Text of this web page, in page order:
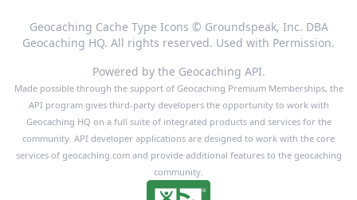
Geocaching Cache Type Icons © Groundspeak, Inc. DBA
Geocaching HQ. All rights reserved. Used with Permission.
Powered by the Geocaching API.
Made possible through the support of Geocaching Premium Memberships, the
API program gives third-party developers the opportunity to work with
Geocaching HQ on a full suite of integrated products and services for the
community. API developer applications are designed to work with the core
services of geocaching.com and provide additional features to the geocaching
community.